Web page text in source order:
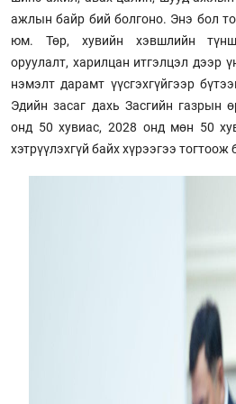
ажлын байр бий болгоно. Энэ бол
юм. Төр, хувийн хэвшлийн
оруулалт, харилцан итгэлцэл дээр
нэмэлт дарамт үүсгэхгүйгээр
Эдийн засаг дахь Засгийн газрын
онд 50 хувиас, 2028 онд мөн 50
хэтрүүлэхгүй байх хүрээгээ тогтоож